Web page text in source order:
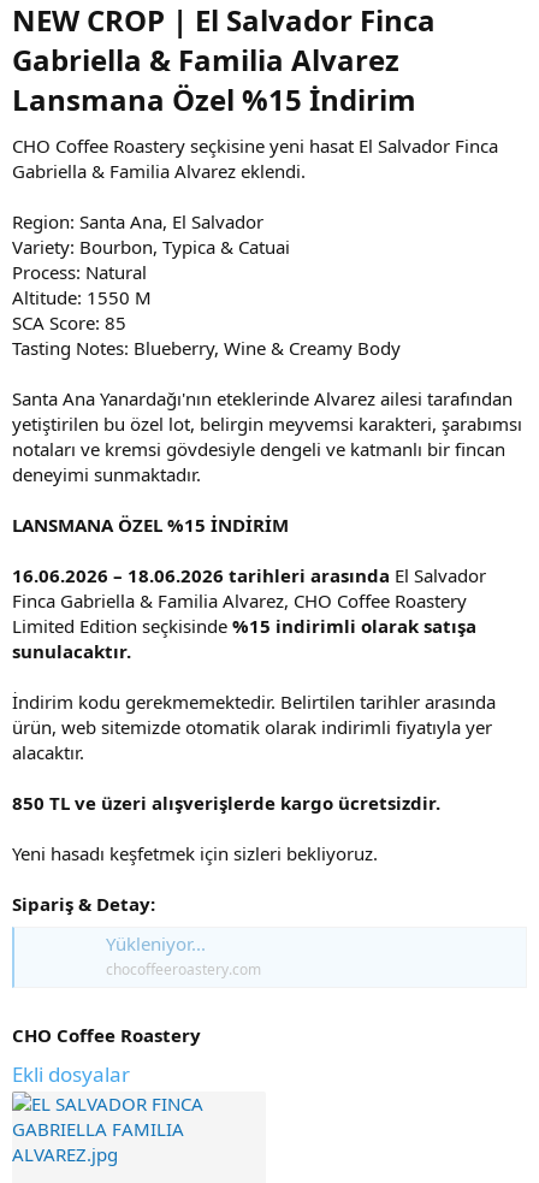
NEW CROP | El Salvador Finca
Gabriella & Familia Alvarez
Lansmana Özel %15 İndirim
CHO Coffee Roastery seçkisine yeni hasat El Salvador Finca
Gabriella & Familia Alvarez eklendi.
Region: Santa Ana, El Salvador
Variety: Bourbon, Typica & Catuai
Process: Natural
Altitude: 1550 M
SCA Score: 85
Tasting Notes: Blueberry, Wine & Creamy Body
Santa Ana Yanardağı'nın eteklerinde Alvarez ailesi tarafından
yetiştirilen bu özel lot, belirgin meyvemsi karakteri, şarabımsı
notaları ve kremsi gövdesiyle dengeli ve katmanlı bir fincan
deneyimi sunmaktadır.
LANSMANA ÖZEL %15 İNDİRİM
16.06.2026 – 18.06.2026 tarihleri arasında El Salvador
Finca Gabriella & Familia Alvarez, CHO Coffee Roastery
Limited Edition seçkisinde %15 indirimli olarak satışa
sunulacaktır.
İndirim kodu gerekmemektedir. Belirtilen tarihler arasında
ürün, web sitemizde otomatik olarak indirimli fiyatıyla yer
alacaktır.
850 TL ve üzeri alışverişlerde kargo ücretsizdir.
Yeni hasadı keşfetmek için sizleri bekliyoruz.
Sipariş & Detay:
Yükleniyor...
chocoffeeroastery.com
CHO Coffee Roastery
Ekli dosyalar